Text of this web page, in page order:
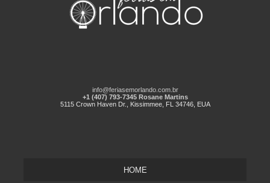
info@feriasemorlando.com.br
+1 (407) 793-7345 Rosane Martins
5115 Crown Haven Dr., Kissimmee, FL 34746, EUA
HOME